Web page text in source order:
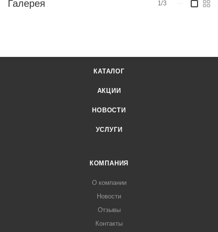
Галерея 1/3
КАТАЛОГ
АКЦИИ
НОВОСТИ
УСЛУГИ
КОМПАНИЯ
О компании
Новости
Отзывы
Контакты